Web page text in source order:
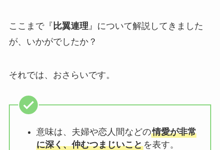
ここまで『 比翼連理 』について解説してきました
が、いかがでしたか？
それでは、おさらいです。
意味は、夫婦や恋人間などの情愛が非常
に深く、仲むつまじいことを表す。